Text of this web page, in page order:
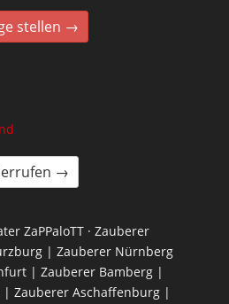
stellen →
→
ZaPPaloTT · Zauberer
| Zauberer Nürnberg
| Zauberer Bamberg |
| Zauberer Aschaffenburg |